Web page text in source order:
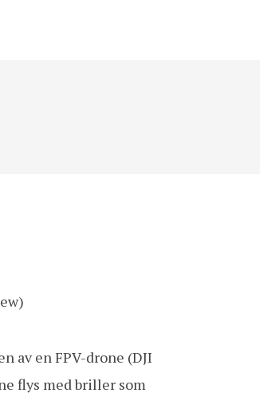
av en FPV-drone (DJI
flys med briller som